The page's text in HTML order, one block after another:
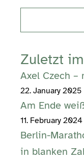
Zuletzt
Axel Czech –
22. January 2025
Am Ende
11. February 2024
Berlin-
in blanken